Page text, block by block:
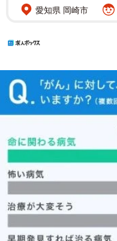
愛知県 岡崎市